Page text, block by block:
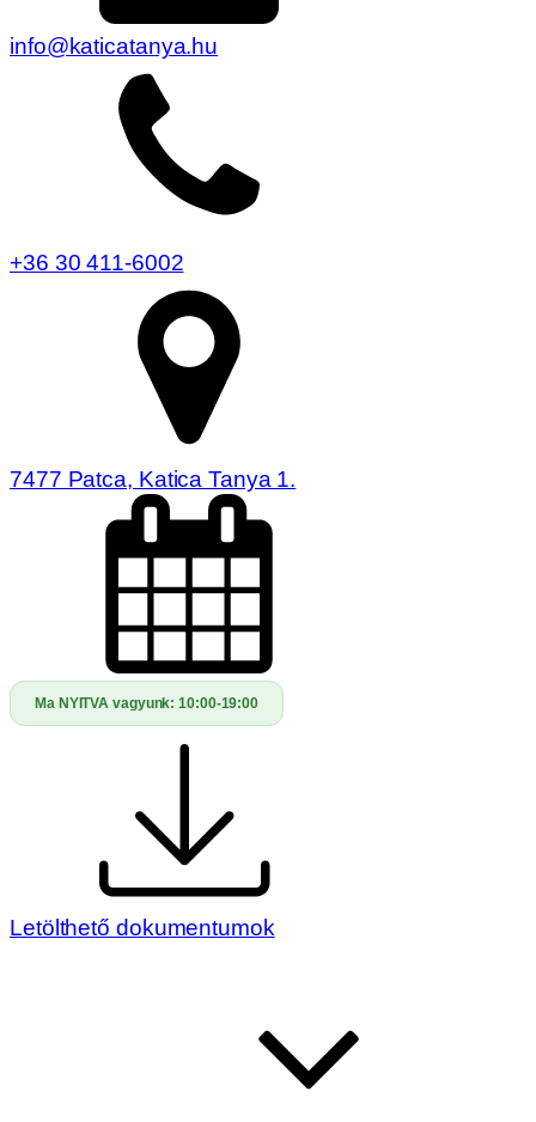
info@katicatanya.hu
+36 30 411-6002
7477 Patca, Katica Tanya 1.
Ma NYITVA vagyunk:10:00-19:00
Letölthető dokumentumok